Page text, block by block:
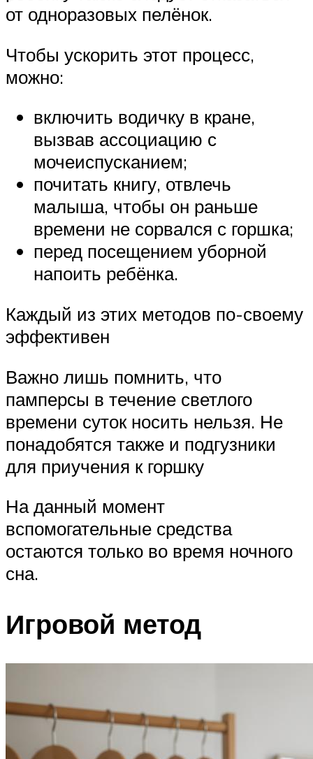
от одноразовых пелёнок.
Чтобы ускорить этот процесс,
можно:
включить водичку в кране,
вызвав ассоциацию с
мочеиспусканием;
почитать книгу, отвлечь
малыша, чтобы он раньше
времени не сорвался с горшка;
перед посещением уборной
напоить ребёнка.
Каждый из этих методов по-своему
эффективен
Важно лишь помнить, что
памперсы в течение светлого
времени суток носить нельзя. Не
понадобятся также и подгузники
для приучения к горшку
На данный момент
вспомогательные средства
остаются только во время ночного
сна.
Игровой метод